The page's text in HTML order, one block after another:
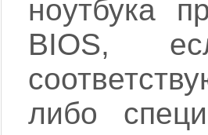
ноутбука
BIOS,
либо